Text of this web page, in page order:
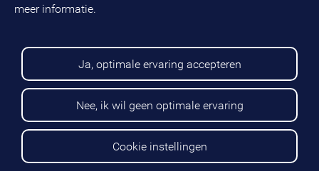
meer informatie.
Ja, optimale ervaring accepteren
Nee, ik wil geen optimale ervaring
Cookie instellingen
Copyright © 2026 BMC
Disclaimer Sitemap